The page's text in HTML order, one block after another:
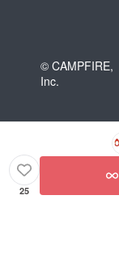
© CAMPFIRE,
Inc.
25